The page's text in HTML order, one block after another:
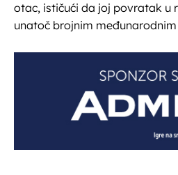
otac, ističući da joj povratak u
unatoč brojnim